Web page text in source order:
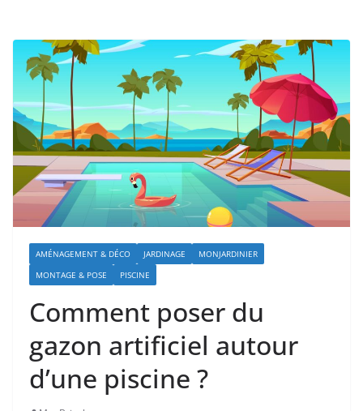
AMÉNAGEMENT & DÉCO JARDINAGE
MONJARDINIER
MONTAGE & POSE
PISCINE
Comment poser du
gazon artificiel autour
d’une piscine ?